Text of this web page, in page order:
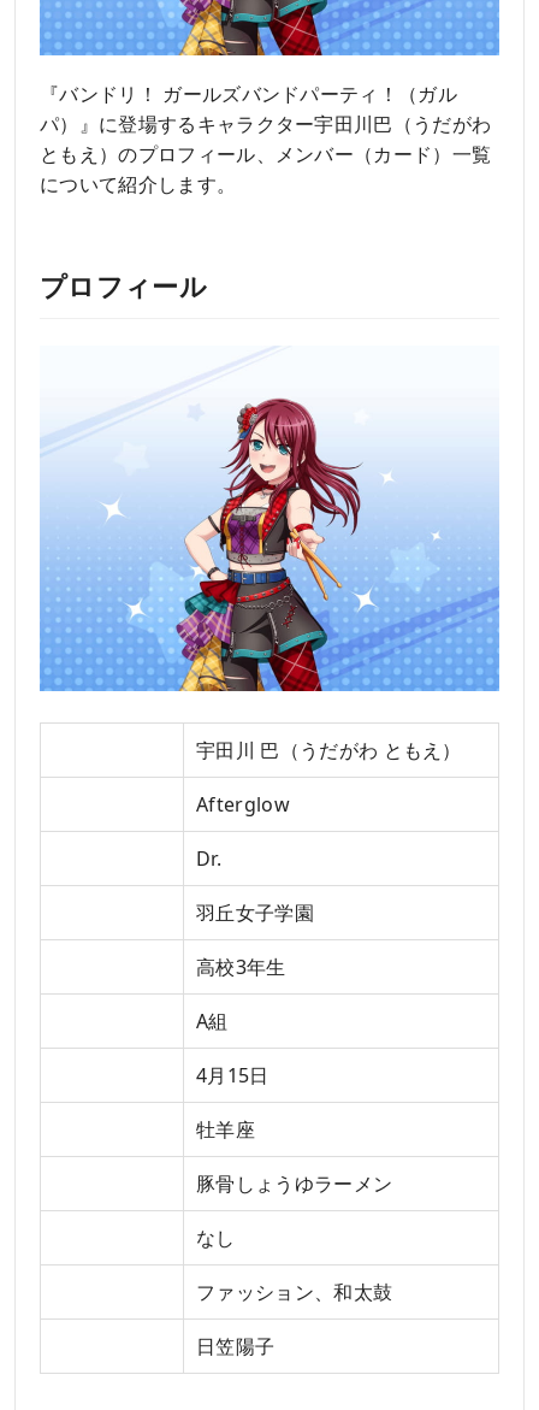
『バンドリ！ ガールズバンドパーティ！（ガル
パ）』に登場するキャラクター宇田川巴（うだがわ
ともえ）のプロフィール、メンバー（カード）一覧
について紹介します。
プロフィール
宇田川 巴（うだがわ ともえ）
Afterglow
Dr.
羽丘女子学園
高校3年生
A組
4月15日
牡羊座
豚骨しょうゆラーメン
なし
ファッション、和太鼓
日笠陽子